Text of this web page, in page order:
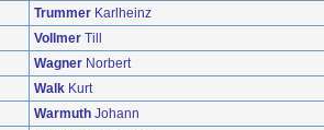
Trummer Karlheinz
Vollmer Till
Wagner Norbert
Walk Kurt
Warmuth Johann